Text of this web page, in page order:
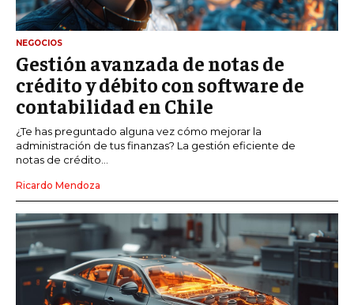
NEGOCIOS
Gestión avanzada de notas de
crédito y débito con software de
contabilidad en Chile
¿Te has preguntado alguna vez cómo mejorar la
administración de tus finanzas? La gestión eficiente de
notas de crédito...
Ricardo Mendoza